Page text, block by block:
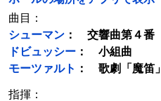
曲目：
シューマン ： 交響曲第４番
ドビュッシー ： 小組曲
モーツァルト ： 歌劇「魔笛
指揮：